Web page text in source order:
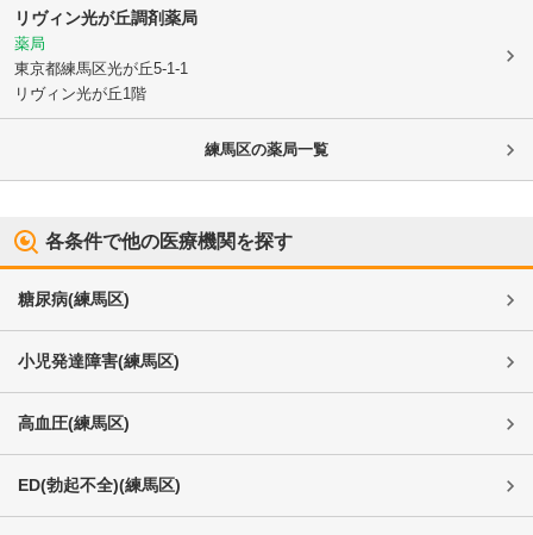
リヴィン光が丘調剤薬局
薬局
東京都練馬区光が丘5-1-1
リヴィン光が丘1階
練馬区の薬局一覧
各条件で他の医療機関を探す
糖尿病(練馬区)
小児発達障害(練馬区)
高血圧(練馬区)
ED(勃起不全)(練馬区)